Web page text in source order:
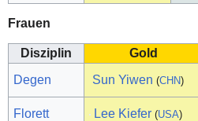
Frauen
Disziplin Gold
Degen
Sun Yiwen (CHN)
Florett Lee Kiefer (USA)